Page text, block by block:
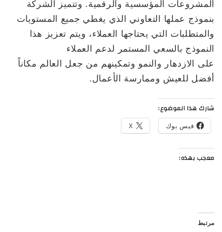
المشروعات المؤسسية والرقمية. وتتميز الشركة
بنموذج عملها التعاوني الذي يغطي جميع المستويات
والمتطلبات التي يحتاجها العملاء، ويتم تعزيز هذا
النموذج بالسعي المستمر لدعم العملاء
على الازدهار والنمو وتمكينهم من جعل العالم مكاناً
أفضل للعيش وممارسة الأعمال.
شارك هذا الموضوع:
فيس بوك X
معجب بهذه:
مرتبط